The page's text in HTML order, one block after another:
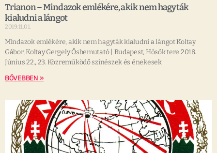
Trianon – Mindazok emlékére, akik nem hagyták
kialudni a lángot
2019.11.01.
Mindazok emlékére, akik nem hagyták kialudni a lángot Koltay
Gábor, Koltay Gergely Ősbemutató | Budapest, Hősök tere 2018.
Június 22., 23. Közreműködő színészek és énekesek
BŐVEBBEN »